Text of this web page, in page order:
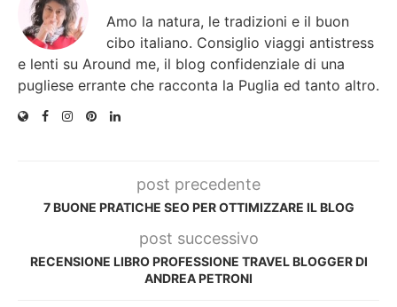
Amo la natura, le tradizioni e il buon
cibo italiano. Consiglio viaggi antistress
e lenti su Around me, il blog confidenziale di una
pugliese errante che racconta la Puglia ed tanto altro.
post precedente
7 BUONE PRATICHE SEO PER OTTIMIZZARE IL BLOG
post successivo
RECENSIONE LIBRO PROFESSIONE TRAVEL BLOGGER DI
ANDREA PETRONI